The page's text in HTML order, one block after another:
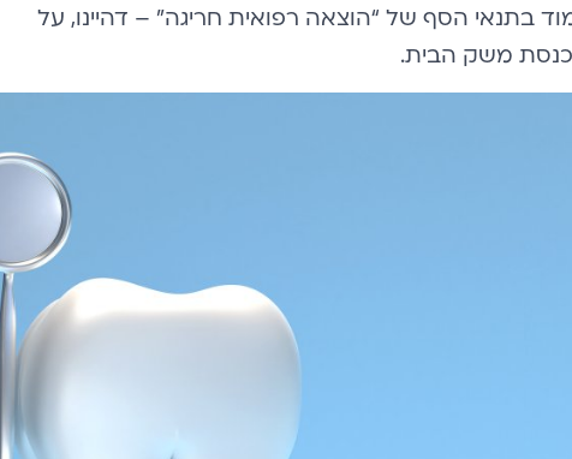
בתנאי הסף של “הוצאה רפואית חריגה” – דהיינו, על
משק הבית.